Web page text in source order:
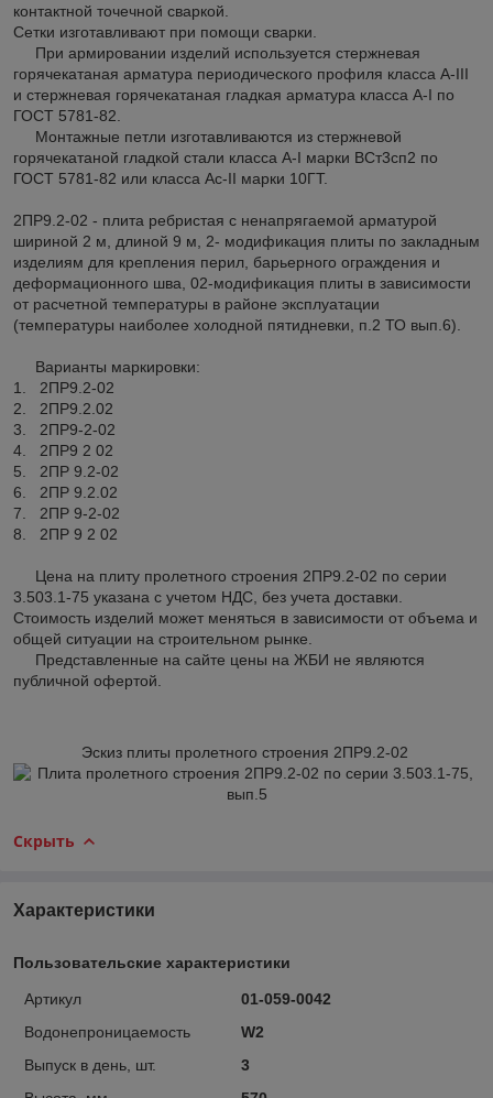
контактной точечной сваркой.
Сетки изготавливают при помощи сварки.
При армировании изделий используется стержневая
горячекатаная арматура периодического профиля класса A-III
и стержневая горячекатаная гладкая арматура класса А-I по
ГОСТ 5781-82.
Монтажные петли изготавливаются из стержневой
горячекатаной гладкой стали класса А-I марки ВСт3сп2 по
ГОСТ 5781-82 или класса Ас-II марки 10ГТ.
2ПР9.2-02 - плита ребристая с ненапрягаемой арматурой
шириной 2 м, длиной 9 м, 2- модификация плиты по закладным
изделиям для крепления перил, барьерного ограждения и
деформационного шва, 02-модификация плиты в зависимости
от расчетной температуры в районе эксплуатации
(температуры наиболее холодной пятидневки, п.2 ТО вып.6).
Варианты маркировки:
1. 2ПР9.2-02
2. 2ПР9.2.02
3. 2ПР9-2-02
4. 2ПР9 2 02
5. 2ПР 9.2-02
6. 2ПР 9.2.02
7. 2ПР 9-2-02
8. 2ПР 9 2 02
Цена на плиту пролетного строения 2ПР9.2-02 по серии
3.503.1-75 указана с учетом НДС, без учета доставки.
Стоимость изделий может меняться в зависимости от объема и
общей ситуации на строительном рынке.
Представленные на сайте цены на ЖБИ не являются
публичной офертой.
Эскиз плиты пролетного строения 2ПР9.2-02
Скрыть
Характеристики
Пользовательские характеристики
Артикул
01-059-0042
Водонепроницаемость
W2
Выпуск в день, шт.
3